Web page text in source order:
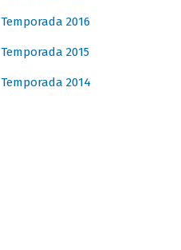
Temporada 2016
Temporada 2015
Temporada 2014